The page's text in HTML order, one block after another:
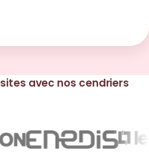
avec nos cendriers